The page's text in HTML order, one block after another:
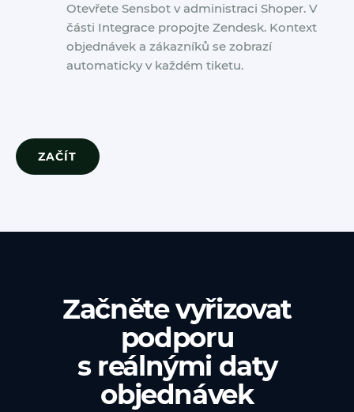
Otevřete Sensbot v administraci Shoper. V
části Integrace propojte Zendesk. Kontext
objednávek a zákazníků se zobrazí
automaticky v každém tiketu.
ZAČÍT
Začněte vyřizovat
podporu
s reálnými daty
objednávek